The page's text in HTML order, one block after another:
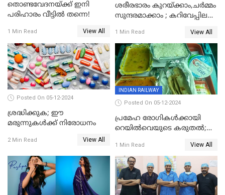
തൊണ്ടവേദനയ്ക്ക് ഇനി
പരിഹാരം വീട്ടിൽ തന്നെ!
1 Min Read View All
ശരീരഭാരം കുറയ്‌ക്കാം,ചർമ്മം
സുന്ദരമാക്കാം ; കറിവേപ്പില
ഏറെ
1 Min Read View All
Posted On 05-12-2024
ശ്രദ്ധിക്കുക; ഈ
മരുന്നുകൾക്ക് നിരോധനം
2 Min Read View All
INDIAN RAILWAY
Posted On 05-12-2024
പ്രമേഹ രോഗികൾക്കായി
റെയിൽവെയുടെ കരുതൽ;
പുതിയ മെനു
1 Min Read View All